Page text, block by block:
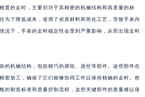
度的走时，主要归功于其精密的机械结构和高质量的材
为了降低成本，使用了劣质材料和简化工艺，导致手表内
况下，手表的走时稳定性会受到严重影响，从而出现走时
的机械结构，包括精巧的摆轮、游丝等部件。这些部件在
密加工，确保了它们能够协同工作以保持精确的走时。然
的制造标准和质量控制流程，这些关键部件的质量难以保